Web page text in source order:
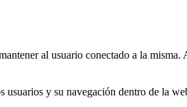
al usuario conectado a la
y su navegación dentro de la